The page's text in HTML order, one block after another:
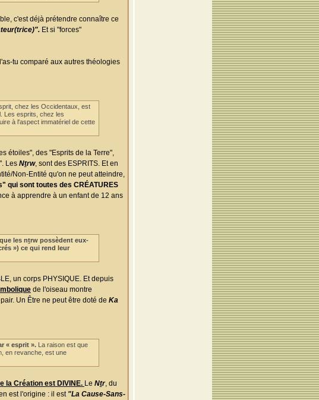
c'est déjà prétendre connaître ce
Et si "forces"
tu comparé aux autres théologies
chez les Occidentaux, est
Les esprits, chez les
à l'aspect immatériel de cette
étoiles", des "Esprits de la Terre",
Les Nṯrw, sont des ESPRITS. Et en
Non-Entité qu'on ne peut atteindre,
qui sont toutes des CRÉATURES
à apprendre à un enfant de 12 ans
les nṯrw possèdent eux-
») ce qui rend leur
un corps PHYSIQUE. Et depuis
de l'oiseau montre
Un Être ne peut être doté de Ka
« esprit ». La raison est que
en revanche, est une
la Création est DIVINE. Le Nṯr, du
est l'origine : il est "La Cause-Sans-